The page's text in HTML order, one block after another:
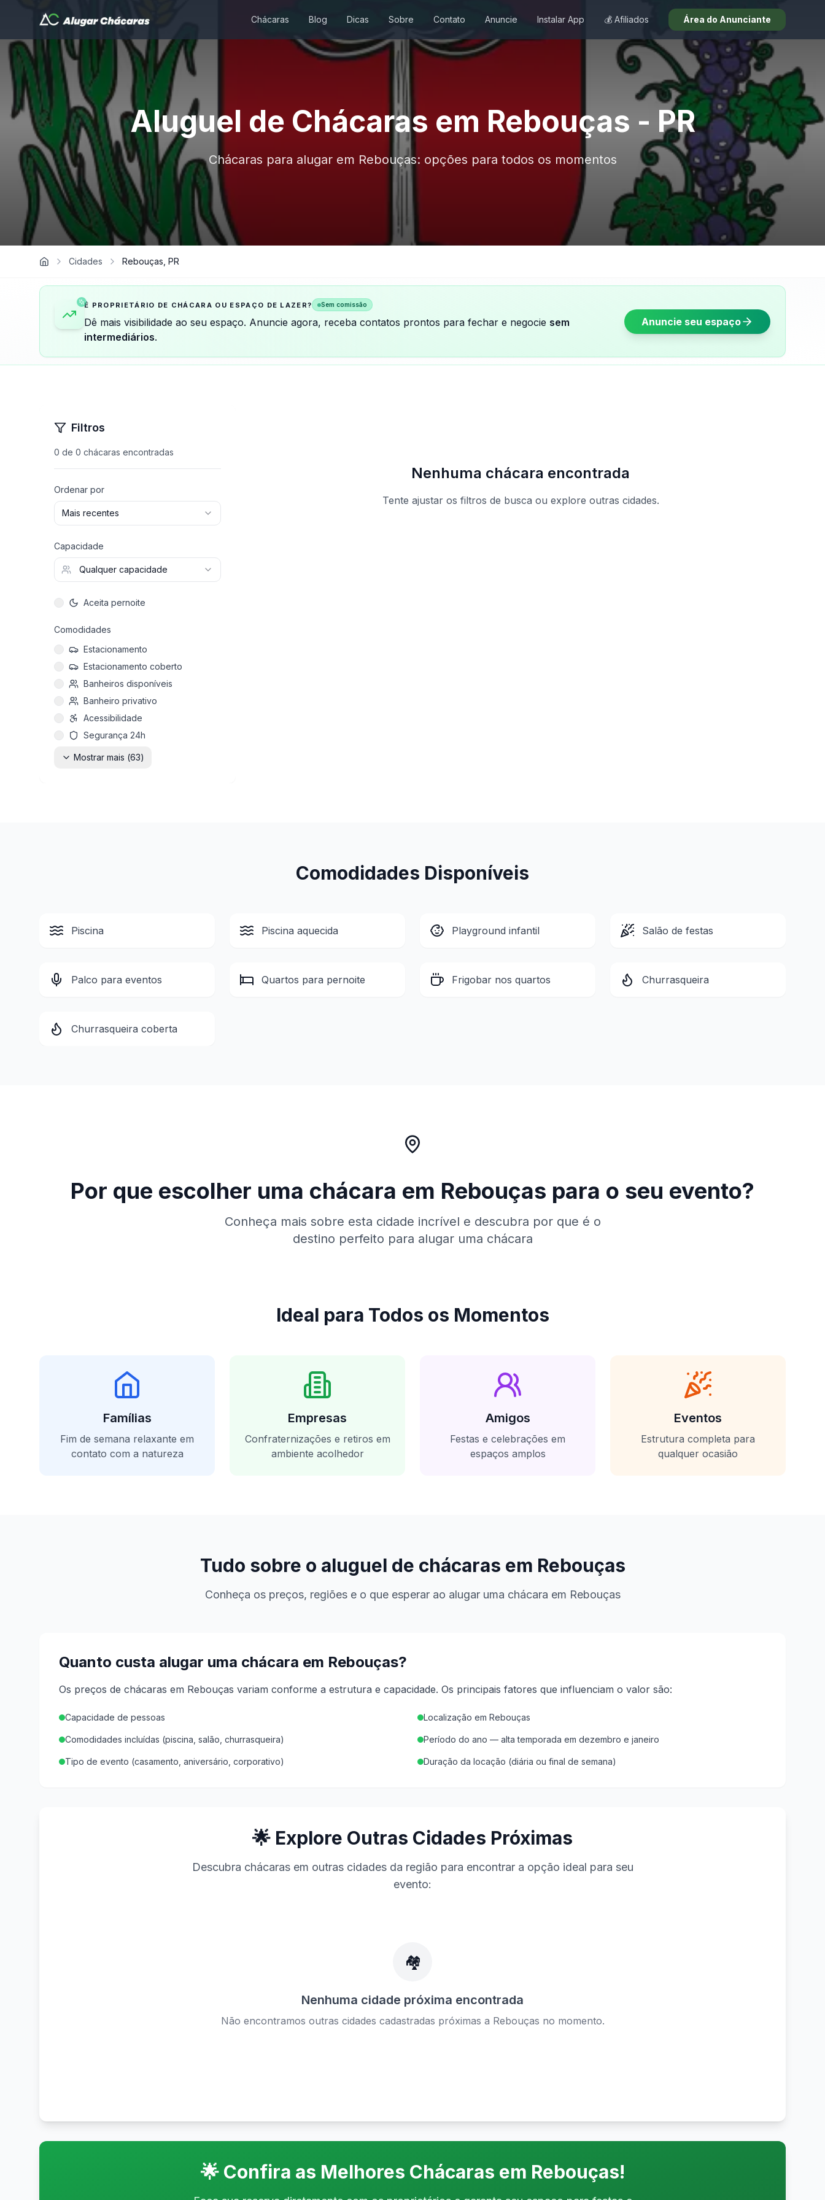
Chácaras Blog Dicas Sobre Contato Anuncie Instalar App 💰 Afiliados Área do Anunciante
Aluguel de Chácaras em Rebouças - PR
Chácaras para alugar em Rebouças: opções para todos os momentos
Cidades Rebouças, PR
É PROPRIETÁRIO DE CHÁCARA OU ESPAÇO DE LAZER? Sem comissão
Dê mais visibilidade ao seu espaço. Anuncie agora, receba contatos prontos para fechar e negocie sem
intermediários.
Anuncie seu espaço
Filtros
0 de 0 chácaras encontradas
Ordenar por
Mais recentes
Capacidade
Qualquer capacidade
Aceita pernoite
Comodidades
Estacionamento
Estacionamento coberto
Banheiros disponíveis
Banheiro privativo
Acessibilidade
Segurança 24h
Mostrar mais (63)
Nenhuma chácara encontrada
Tente ajustar os filtros de busca ou explore outras cidades.
Comodidades Disponíveis
Piscina Piscina aquecida Playground infantil Salão de festas
Palco para eventos Quartos para pernoite Frigobar nos quartos Churrasqueira
Churrasqueira coberta
Por que escolher uma chácara em Rebouças para o seu evento?
Conheça mais sobre esta cidade incrível e descubra por que é o
destino perfeito para alugar uma chácara
Ideal para Todos os Momentos
Famílias
Fim de semana relaxante em
contato com a natureza
Empresas
Confraternizações e retiros em
ambiente acolhedor
Amigos
Festas e celebrações em
espaços amplos
Eventos
Estrutura completa para
qualquer ocasião
Tudo sobre o aluguel de chácaras em Rebouças
Conheça os preços, regiões e o que esperar ao alugar uma chácara em Rebouças
Quanto custa alugar uma chácara em Rebouças?
Os preços de chácaras em Rebouças variam conforme a estrutura e capacidade. Os principais fatores que influenciam o valor são:
Capacidade de pessoas Localização em Rebouças
Comodidades incluídas (piscina, salão, churrasqueira) Período do ano — alta temporada em dezembro e janeiro
Tipo de evento (casamento, aniversário, corporativo) Duração da locação (diária ou final de semana)
🌟 Explore Outras Cidades Próximas
Descubra chácaras em outras cidades da região para encontrar a opção ideal para seu
evento:
🏘️
Nenhuma cidade próxima encontrada
Não encontramos outras cidades cadastradas próximas a Rebouças no momento.
🌟 Confira as Melhores Chácaras em Rebouças!